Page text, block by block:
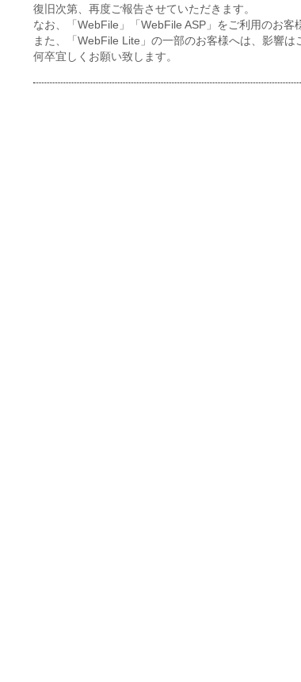
復旧次第、再度ご報告させていただきます。
なお、「WebFile」「WebFile ASP」をご利用のお客
また、「WebFile Lite」の一部のお客様へは、影響は
何卒宜しくお願い致します。